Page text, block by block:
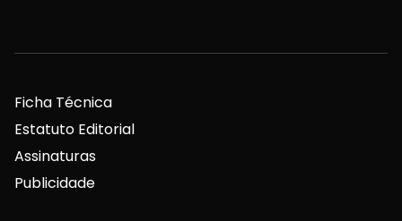
Ficha Técnica
Estatuto Editorial
Assinaturas
Publicidade